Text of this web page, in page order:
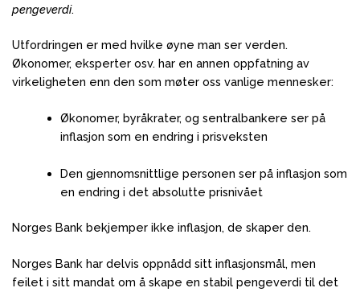
pengeverdi.
Utfordringen er med hvilke øyne man ser verden.
Økonomer, eksperter osv. har en annen oppfatning av
virkeligheten enn den som møter oss vanlige mennesker:
Økonomer, byråkrater, og sentralbankere ser på
inflasjon som en endring i prisveksten
Den gjennomsnittlige personen ser på inflasjon som
en endring i det absolutte prisnivået
Norges Bank bekjemper ikke inflasjon, de skaper den.
Norges Bank har delvis oppnådd sitt inflasjonsmål, men
feilet i sitt mandat om å skape en stabil pengeverdi til det